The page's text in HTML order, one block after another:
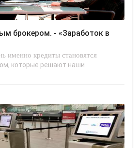
именно кредиты становятся
которые решают наши